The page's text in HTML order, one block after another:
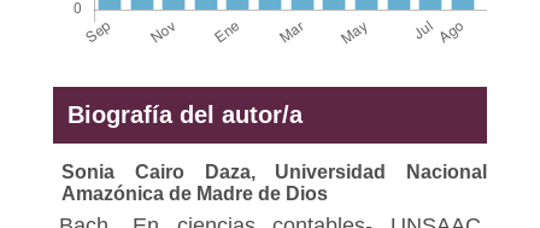
Biografía del autor/a
Sonia Cairo Daza, Universidad Nacional
Amazónica de Madre de Dios